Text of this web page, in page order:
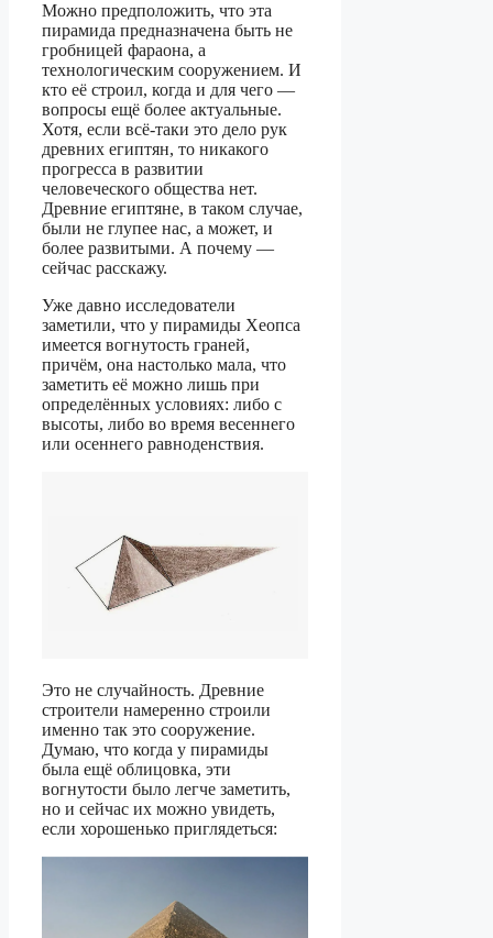
Можно предположить, что эта
пирамида предназначена быть не
гробницей фараона, а
технологическим сооружением. И
кто её строил, когда и для чего —
вопросы ещё более актуальные.
Хотя, если всё-таки это дело рук
древних египтян, то никакого
прогресса в развитии
человеческого общества нет.
Древние египтяне, в таком случае,
были не глупее нас, а может, и
более развитыми. А почему —
сейчас расскажу.
Уже давно исследователи
заметили, что у пирамиды Хеопса
имеется вогнутость граней,
причём, она настолько мала, что
заметить её можно лишь при
определённых условиях: либо с
высоты, либо во время весеннего
или осеннего равноденствия.
Это не случайность. Древние
строители намеренно строили
именно так это сооружение.
Думаю, что когда у пирамиды
была ещё облицовка, эти
вогнутости было легче заметить,
но и сейчас их можно увидеть,
если хорошенько приглядеться: